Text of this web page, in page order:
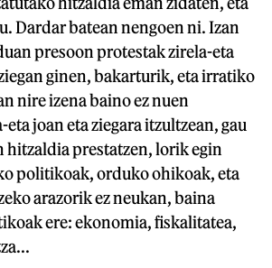
Dardar batean nengoen ni. Izan
presoon protestak zirela-eta
ginen, bakarturik, eta irratiko
nire izena baino ez nuen
joan eta ziegara itzultzean, gau
hitzaldia prestatzen, lorik egin
politikoak, orduko ohikoak, eta
arazorik ez neukan, baina
ere: ekonomia, fiskalitatea,